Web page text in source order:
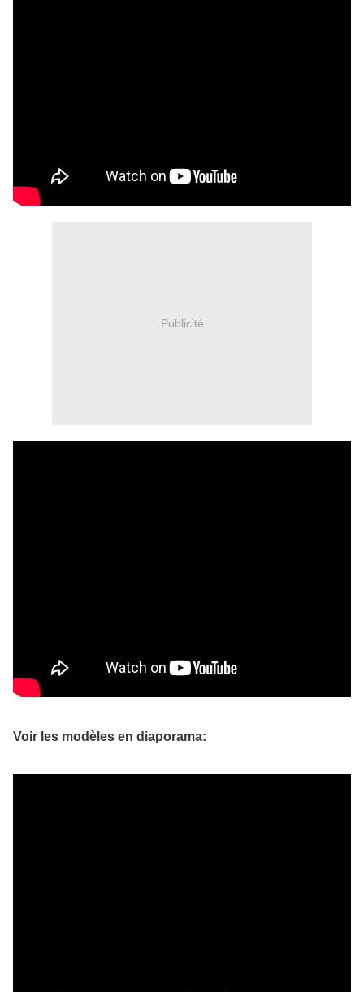
Publicité
Voir les modèles en diaporama: